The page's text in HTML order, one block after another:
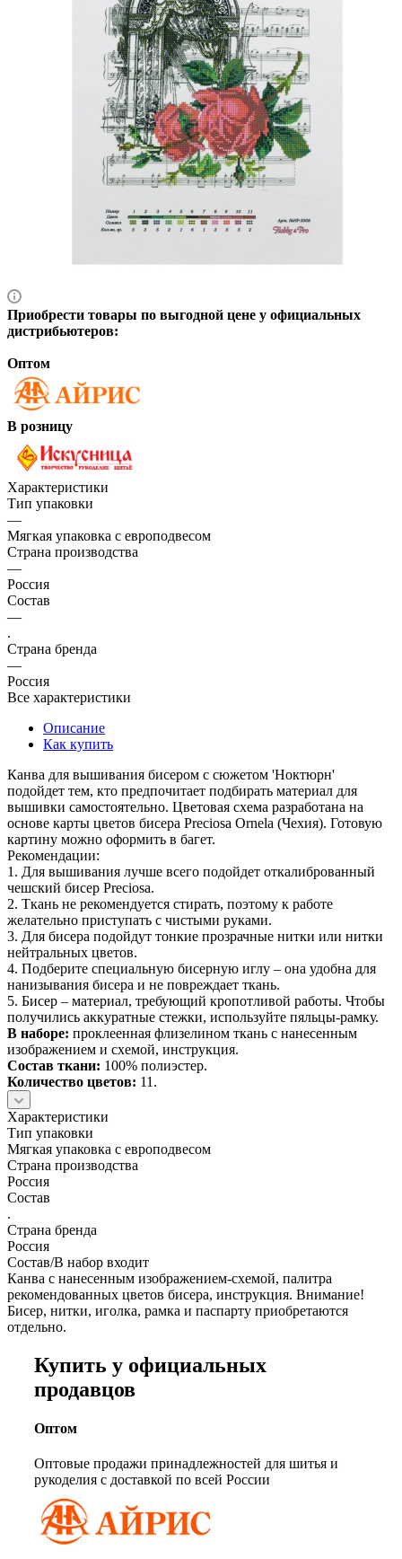
Приобрести товары по выгодной цене у официальных
дистрибьютеров:
Оптом
В розницу
Характеристики
Тип упаковки
—
Мягкая упаковка с европодвесом
Страна производства
—
Россия
Состав
—
.
Страна бренда
—
Россия
Все характеристики
Описание
Как купить
Канва для вышивания бисером с сюжетом 'Ноктюрн'
подойдет тем, кто предпочитает подбирать материал для
вышивки самостоятельно. Цветовая схема разработана на
основе карты цветов бисера Preciosa Ornela (Чехия). Готовую
картину можно оформить в багет.
Рекомендации:
1. Для вышивания лучше всего подойдет откалиброванный
чешский бисер Preciosa.
2. Ткань не рекомендуется стирать, поэтому к работе
желательно приступать с чистыми руками.
3. Для бисера подойдут тонкие прозрачные нитки или нитки
нейтральных цветов.
4. Подберите специальную бисерную иглу – она удобна для
нанизывания бисера и не повреждает ткань.
5. Бисер – материал, требующий кропотливой работы. Чтобы
получились аккуратные стежки, используйте пяльцы-рамку.
В наборе: проклеенная флизелином ткань с нанесенным
изображением и схемой, инструкция.
Состав ткани: 100% полиэстер.
Количество цветов: 11.
Характеристики
Тип упаковки
Мягкая упаковка с европодвесом
Страна производства
Россия
Состав
.
Страна бренда
Россия
Состав/В набор входит
Канва с нанесенным изображением-схемой, палитра
рекомендованных цветов бисера, инструкция. Внимание!
Бисер, нитки, иголка, рамка и паспарту приобретаются
отдельно.
Купить у официальных
продавцов
Оптом
Оптовые продажи принадлежностей для шитья и
рукоделия с доставкой по всей России